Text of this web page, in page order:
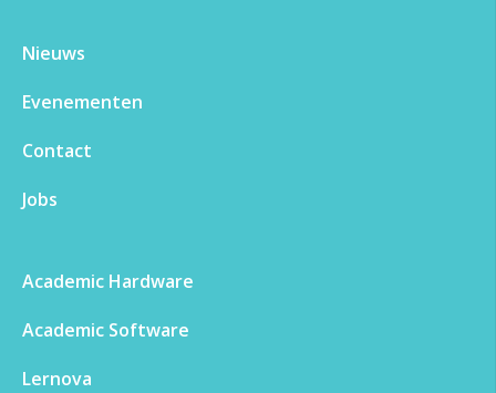
Nieuws
Evenementen​
Contact
Jobs
Academic Hardware
Academic Software
Lernova